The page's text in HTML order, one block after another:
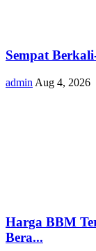
Sempat
admin Aug 4, 2026
Harga BBM
Bera...